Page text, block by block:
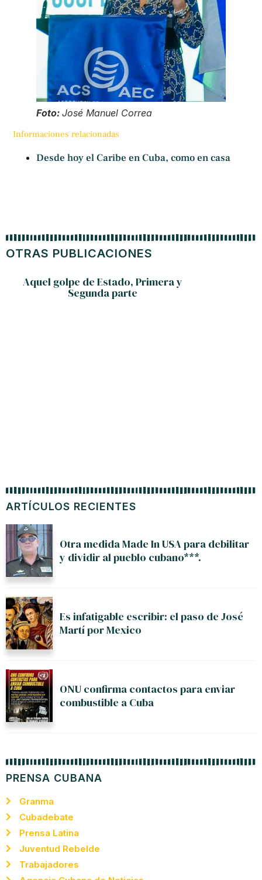
Foto: José Manuel Correa
Informaciones relacionadas
Desde hoy el Caribe en Cuba, como en casa
ARTÍCULOS RECIENTES
Otra medida Made In USA para debilitar
y dividir al pueblo cubano***.
Es infatigable escribir: el paso de José
Martí por Mexico
ONU confirma contactos para enviar
combustible a Cuba
PRENSA CUBANA
Granma
Cubadebate
Prensa Latina
Juventud Rebelde
Trabajadores
OTRAS PUBLICACIONES
Aquel golpe de Estado, Primera y
Segunda parte